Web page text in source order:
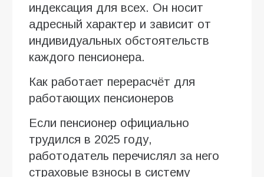
индексация для всех. Он носит
адресный характер и зависит от
индивидуальных обстоятельств
каждого пенсионера.
Как работает перерасчёт для
работающих пенсионеров
Если пенсионер официально
трудился в 2025 году,
работодатель перечислял за него
страховые взносы в систему